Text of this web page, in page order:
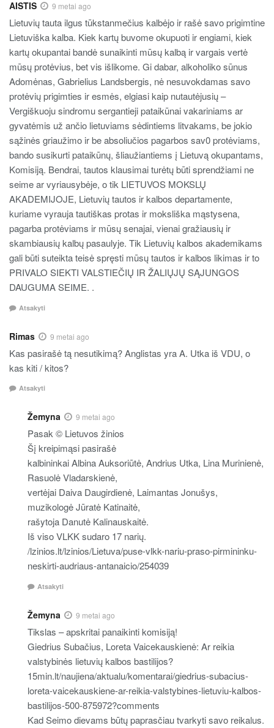
AISTIS 9 metai ago
Lietuvių tauta ilgus tūkstanmečius kalbėjo ir rašė savo prigimtine
Lietuviška kalba. Kiek kartų buvome okupuoti ir engiami, kiek
kartų okupantai bandė sunaikinti mūsų kalbą ir vargais vertė
mūsų protėvius, bet vis išlikome. Gi dabar, alkoholiko sūnus
Adomėnas, Gabrielius Landsbergis, nė nesuvokdamas savo
protėvių prigimties ir esmės, elgiasi kaip nutautėjusių –
Vergiškuoju sindromu sergantieji pataikūnai vakariniams ar
gyvatėmis už ančio lietuviams sėdintiems litvakams, be jokio
sąžinės griaužimo ir be absoliučios pagarbos sav0 protėviams,
bando susikurti pataikūnų, šliaužiantiems į Lietuvą okupantams,
Komisiją. Bendrai, tautos klausimai turėtų būti sprendžiami ne
seime ar vyriausybėje, o tik LIETUVOS MOKSLŲ
AKADEMIJOJE, Lietuvių tautos ir kalbos departamente,
kuriame vyrauja tautiškas protas ir moksliška mąstysena,
pagarba protėviams ir mūsų senajai, vienai gražiausių ir
skambiausių kalbų pasaulyje. Tik Lietuvių kalbos akademikams
gali būti suteikta teisė spręsti mūsų tautos ir kalbos likimas ir to
PRIVALO SIEKTI VALSTIEČIŲ IR ŽALIŲJŲ SĄJUNGOS
DAUGUMA SEIME. .
Atsakyti
Rimas 9 metai ago
Kas pasirašė tą nesutikimą? Anglistas yra A. Utka iš VDU, o
kas kiti / kitos?
Atsakyti
Žemyna 9 metai ago
Pasak © Lietuvos žinios
Šį kreipimąsi pasirašė
kalbininkai Albina Auksoriūtė, Andrius Utka, Lina Murinienė,
Rasuolė Vladarskienė,
vertėjai Daiva Daugirdienė, Laimantas Jonušys,
muzikologė Jūratė Katinaitė,
rašytoja Danutė Kalinauskaitė.
Iš viso VLKK sudaro 17 narių.
/lzinios.lt/lzinios/Lietuva/puse-vlkk-nariu-praso-pirmininku-
neskirti-audriaus-antanaicio/254039
Atsakyti
Žemyna 9 metai ago
Tikslas – apskritai panaikinti komisiją!
Giedrius Subačius, Loreta Vaicekauskienė: Ar reikia
valstybinės lietuvių kalbos bastilijos?
15min.lt/naujiena/aktualu/komentarai/giedrius-subacius-
loreta-vaicekauskiene-ar-reikia-valstybines-lietuviu-kalbos-
bastilijos-500-875972?comments
Kad Seimo dievams būtų paprasčiau tvarkyti savo reikalus.